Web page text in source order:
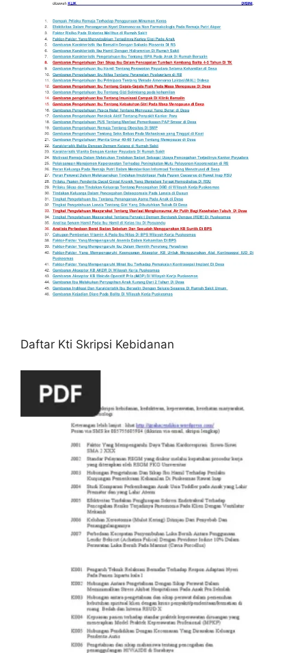
Daftar Kti Skripsi Kebidanan